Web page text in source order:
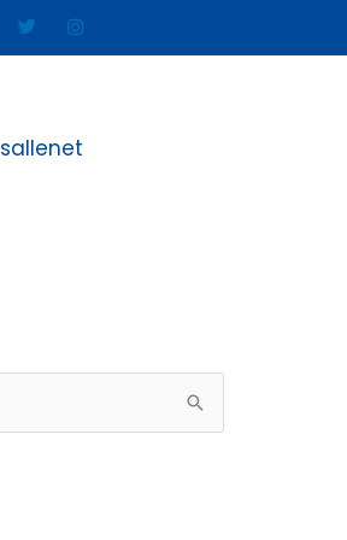
sallenet